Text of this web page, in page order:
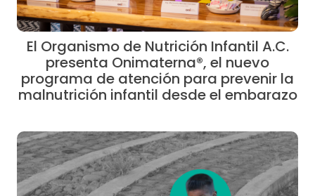
El Organismo de Nutrición Infantil A.C.
presenta Onimaterna®, el nuevo
programa de atención para prevenir la
malnutrición infantil desde el embarazo